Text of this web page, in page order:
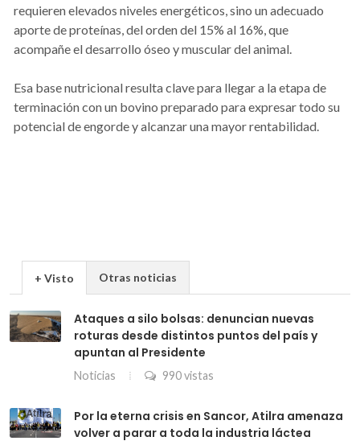
requieren elevados niveles energéticos, sino un adecuado
aporte de proteínas, del orden del 15% al 16%, que
acompañe el desarrollo óseo y muscular del animal.
Esa base nutricional resulta clave para llegar a la etapa de
terminación con un bovino preparado para expresar todo su
potencial de engorde y alcanzar una mayor rentabilidad.
+ Visto Otras noticias
Ataques a silo bolsas: denuncian nuevas
roturas desde distintos puntos del país y
apuntan al Presidente
Noticias 990 vistas
Por la eterna crisis en Sancor, Atilra amenaza
volver a parar a toda la industria láctea